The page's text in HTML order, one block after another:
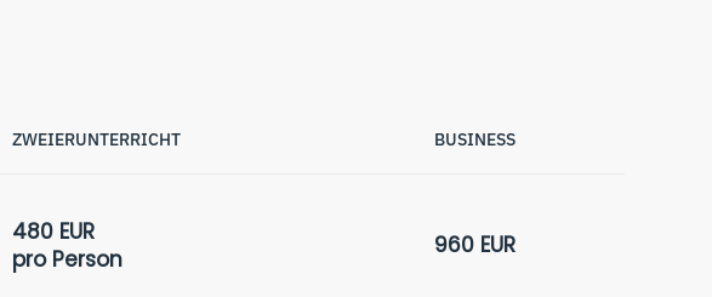
ZWEIERUNTERRICHT BUSINESS
480 EUR
pro Person
960 EUR